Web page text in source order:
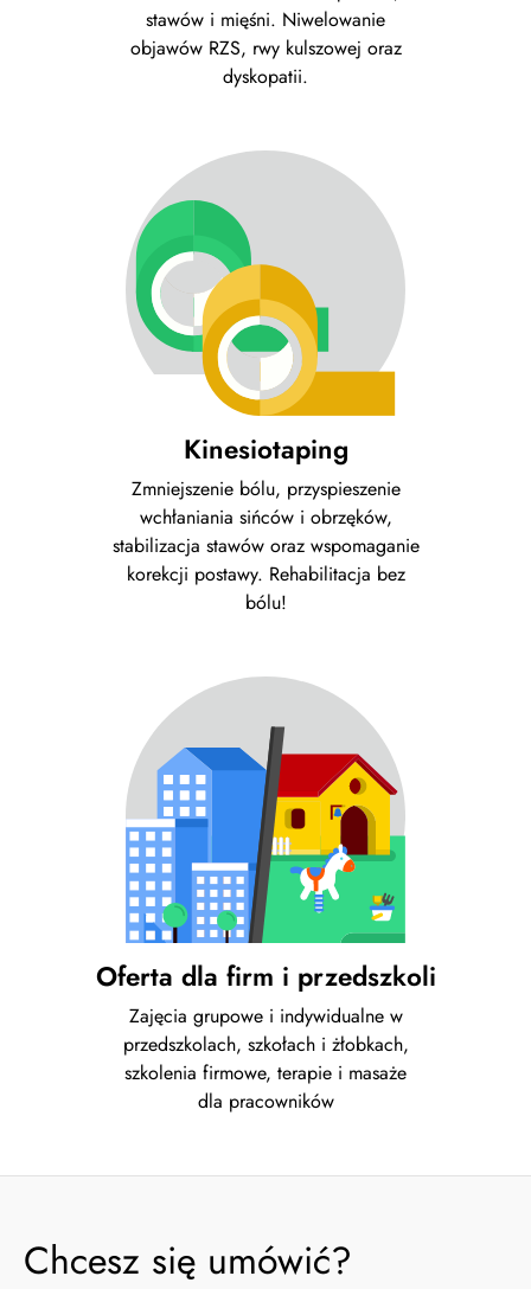
stawów i mięśni. Niwelowanie
objawów RZS, rwy kulszowej oraz
dyskopatii.
Kinesiotaping
Zmniejszenie bólu, przyspieszenie
wchłaniania sińców i obrzęków,
stabilizacja stawów oraz wspomaganie
korekcji postawy. Rehabilitacja bez
bólu!
Oferta dla firm i przedszkoli
Zajęcia grupowe i indywidualne w
przedszkolach, szkołach i żłobkach,
szkolenia firmowe, terapie i masaże
dla pracowników
Chcesz się umówić?